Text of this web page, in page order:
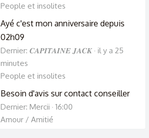
People et insolites
Ayé c'est mon anniversaire depuis
02h09
Dernier: 𝑪𝑨𝑷𝑰𝑻𝑨𝑰𝑵𝑬 𝑱𝑨𝑪𝑲 il y a 25
minutes
People et insolites
Besoin d'avis sur contact conseiller
Dernier: Mercii
16:00
Amour / Amitié